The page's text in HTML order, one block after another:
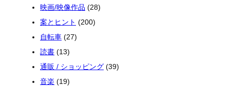
映画/映像作品 (28)
案とヒント (200)
自転車 (27)
読書 (13)
通販 / ショッピング (39)
音楽 (19)